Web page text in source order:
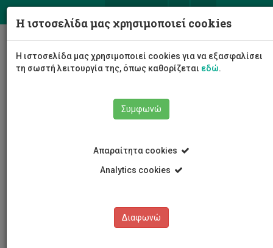
Σχολή Μηχανικής και Τεχνολογίας
Τμήμα Πολιτικών Μηχανικών και Μηχανικών
Χρύσης Παπαλεοντίου
Χρύσης Παπαλεοντίου
Η ιστοσελίδα μας χρησιμοποιεί cookies
Η ιστοσελίδα μας χρησιμοποιεί cookies για να εξασφαλίσει
τη σωστή λειτουργία της, όπως καθορίζεται εδώ.
Συμφωνώ
Απαραίτητα cookies
Analytics cookies
Διαφωνώ